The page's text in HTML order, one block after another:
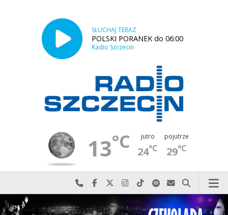
SŁUCHAJ TERAZ
POLSKI PORANEK do 06:00
Radio Szczecin
13°C jutro
24°C
pojutrze
29°C
Najlepiej po prostu do nas zadzwoń
Odwiedź nas na Facebook-u
Odwiedź nas na X
Odwiedź nas na Instagram-ie
Odwiedź nas na TikTok-u
Szukaj nas na Spotify
Wyślij do nas
Szukaj